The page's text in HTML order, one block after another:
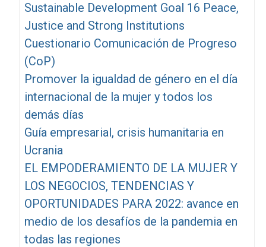
Sustainable Development Goal 16 Peace,
Justice and Strong Institutions
Cuestionario Comunicación de Progreso
(CoP)
Promover la igualdad de género en el día
internacional de la mujer y todos los
demás días
Guía empresarial, crisis humanitaria en
Ucrania
EL EMPODERAMIENTO DE LA MUJER Y
LOS NEGOCIOS, TENDENCIAS Y
OPORTUNIDADES PARA 2022: avance en
medio de los desafíos de la pandemia en
todas las regiones